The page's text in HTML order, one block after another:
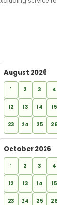
August 2026
1 2 3 4
12 13 14 15
23 24 25 26
October 2026
1 2 3 4
12 13 14 15
23 24 25 26